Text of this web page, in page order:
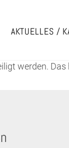
AKTUELLES /
werden. Das